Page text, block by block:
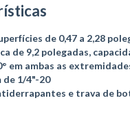
de 0,47 a 2,28
de 9,2 polegadas,
em ambas as
de 1/4"-20
e trava de